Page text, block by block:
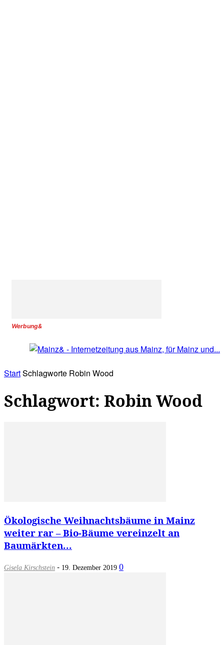
Werbung&
StartSchlagworte Robin Wood
Schlagwort: Robin Wood
Ökologische Weihnachtsbäume in Mainz
weiter rar – Bio-Bäume vereinzelt an
Baumärkten...
Gisela Kirschstein - 19. Dezember 2019 0